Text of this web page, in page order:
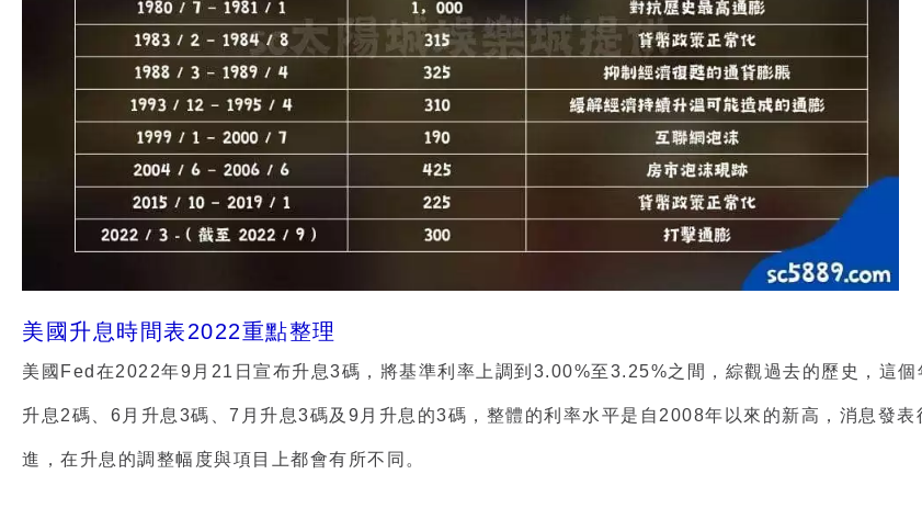
美國升息時間表2022重點整理
美國Fed在2022年9月21日宣布升息3碼，將基準利率上調到3.00%至3.25%之間，綜觀過去的歷史，這
升息2碼、6月升息3碼、7月升息3碼及9月升息的3碼，整體的利率水平是自2008年以來的新高，消息發
進，在升息的調整幅度與項目上都會有所不同。